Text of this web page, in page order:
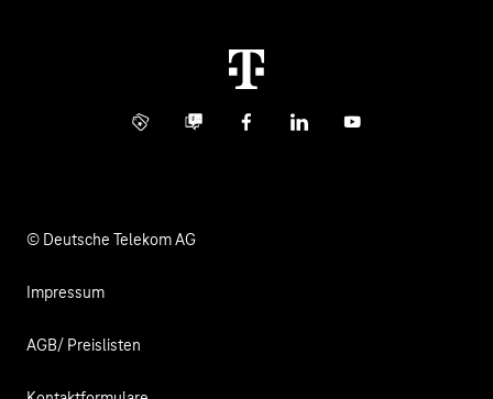
Info ServiceBusiness Community
FacebookLinkedInYouTube
© Deutsche Telekom AG
Impressum
AGB/ Preislisten